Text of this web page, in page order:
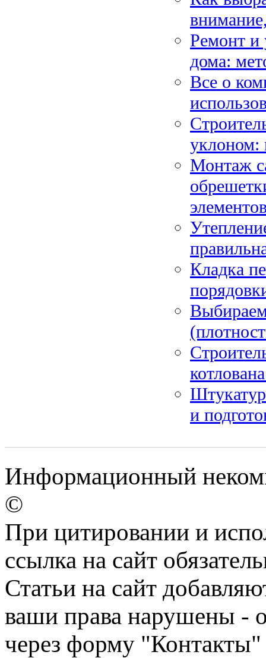
Ремонт и
дома:
Все о
уклоном:
Монтаж
Кладка
и
Информационный
©
При цитировании и
ссылка на сайт
Статьи на сайт
ваши права нарушены -
через форму "Контакты"